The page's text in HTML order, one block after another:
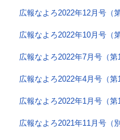
広報なよろ2022年12月号（
広報なよろ2022年10月号（
広報なよろ2022年7月号（第
広報なよろ2022年4月号（第
広報なよろ2022年1月号（第
広報なよろ2021年11月号（